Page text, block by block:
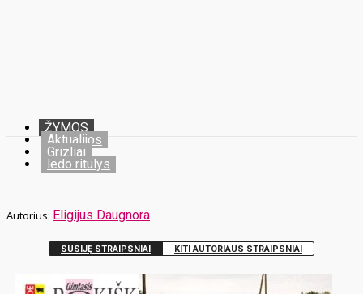
ŽYMOS
Aktualijos
Grizliai
ledo ritulys
Eligijus Daugnora
SUSIJĘ STRAIPSNIAI KITI AUTORIAUS STRAIPSNIAI